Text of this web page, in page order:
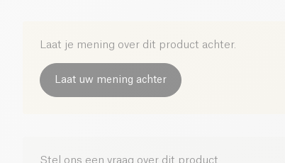
Laat je mening over dit product achter.
Laat uw mening achter
Stel ons een vraag over dit product